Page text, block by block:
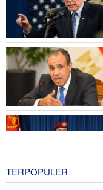
Ketidakstabilan Harga
Serangan Iran
Gagal dalam Perang
Dipecat
TERPOPULER